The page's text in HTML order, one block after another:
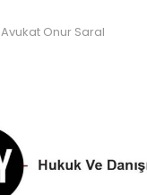
Avukat Onur Saral